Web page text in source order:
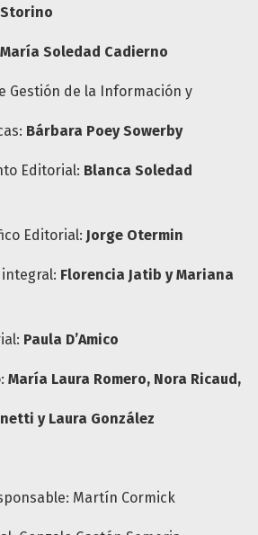
María Soledad Cadierno
Gestión de la Información y
Bárbara Poey Sowerby
Editorial: Blanca Soledad
Editorial: Jorge Otermin
Florencia Jatib y Mariana
Paula D’Amico
María Laura Romero, Nora Ricaud,
y Laura González
Martín Cormick